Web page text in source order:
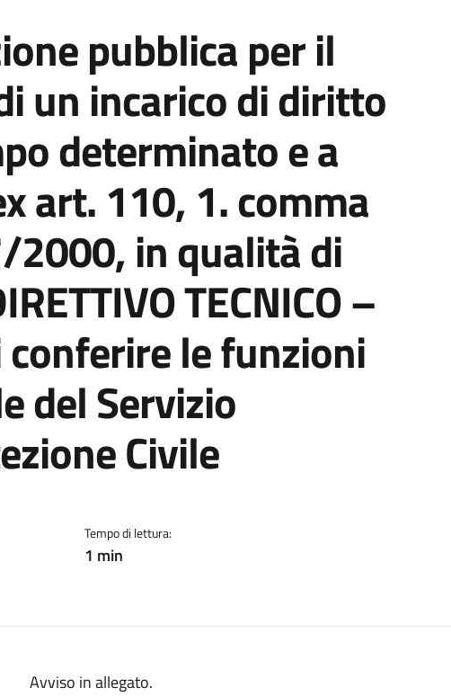
pubblica per il
un incarico di diritto
determinato e a
art. 110, 1. comma
2000, in qualità di
TECNICO –
conferire le funzioni
del Servizio
Civile
Tempo di lettura:
1 min
Avviso in allegato.